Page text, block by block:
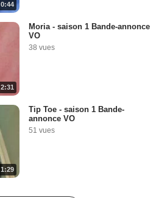
0:44
2:31
Moria - saison 1 Bande-annonce
VO
38 vues
1:29
Tip Toe - saison 1 Bande-
annonce VO
51 vues